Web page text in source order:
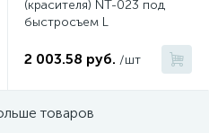
(красителя) NT-023 под
быстросъем L
2 003.58 руб. /шт
товаров